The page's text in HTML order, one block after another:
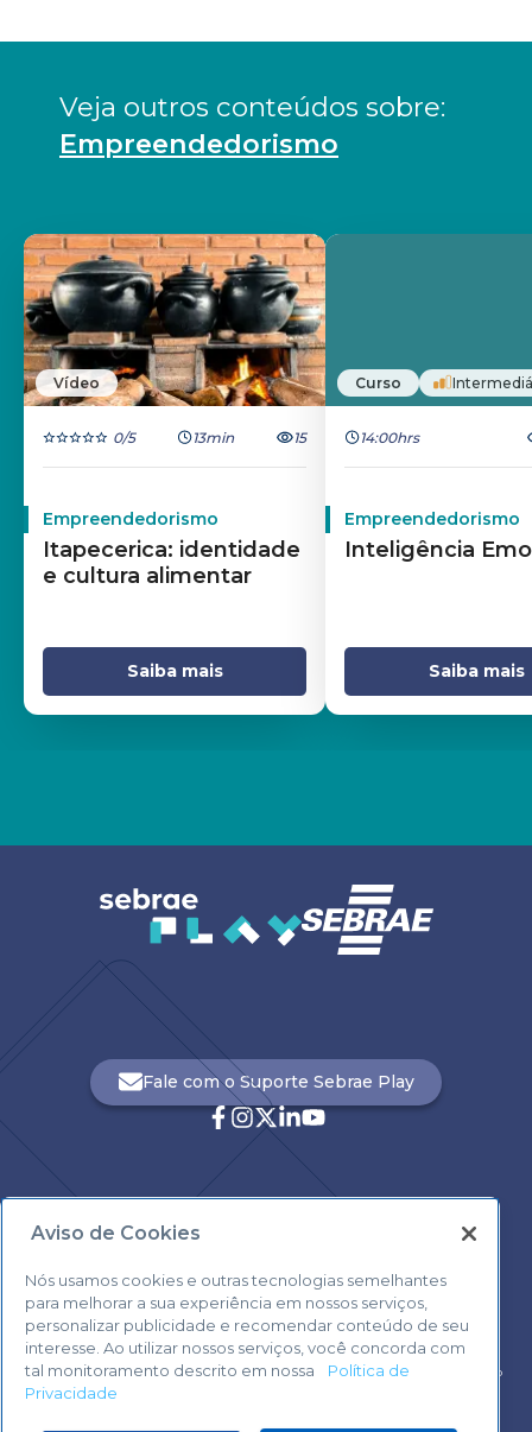
Empreendedorismo
Vídeo
0/5 13min 15
Empreendedorismo
Itapecerica: identidade
e cultura alimentar
Saiba mais
Curso
14:00hrs
Empreendedorismo
Inteligência
Saiba mais
0800 570 0800
Fale com o Suporte Sebrae Play
Voltar ao topo
Aviso de Cookies
Nós usamos cookies e outras tecnologias semelhantes
para melhorar a sua experiência em nossos serviços,
personalizar publicidade e recomendar conteúdo de seu
interesse. Ao utilizar nossos serviços, você concorda com
tal monitoramento descrito em nossa
Política de
Privacidade